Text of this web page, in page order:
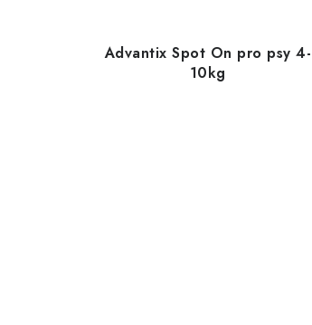
Advantix Spot On pro psy 4-
10kg